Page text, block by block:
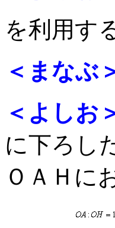
を利用す
＜まなぶ
＜よしお
に下ろし
ＯＡＨに